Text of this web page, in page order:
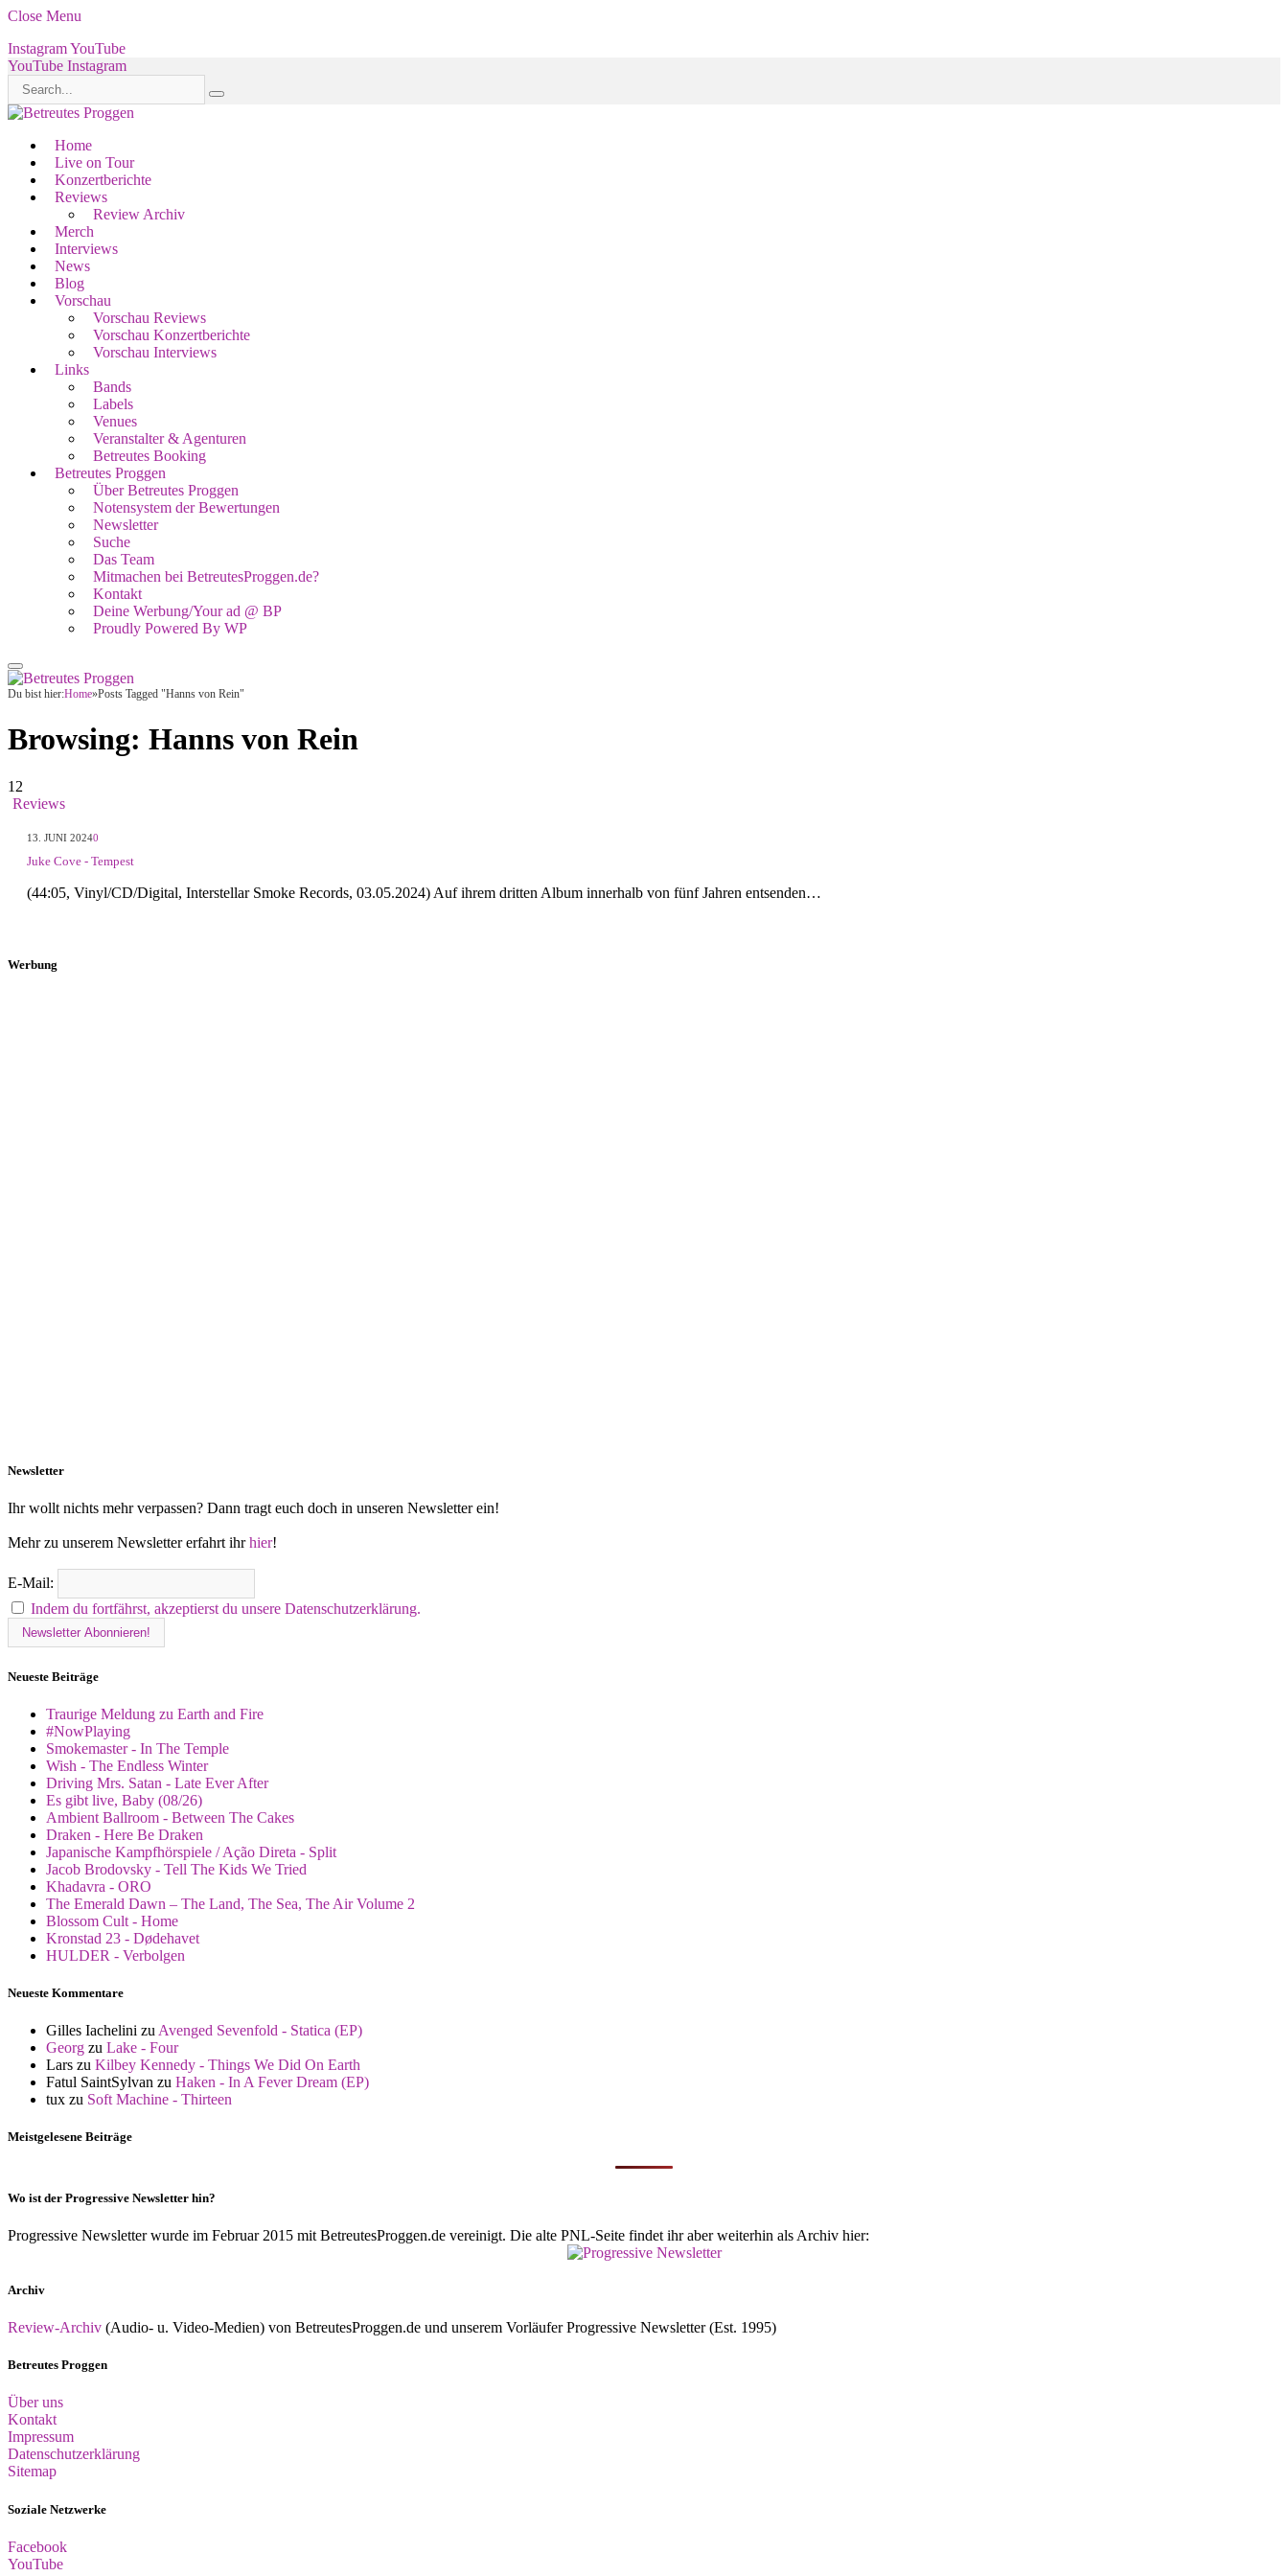
Close Menu
InstagramYouTube
YouTube Instagram
Home
Live on Tour
Konzertberichte
Reviews
Review Archiv
Merch
Interviews
News
Blog
Vorschau
Vorschau Reviews
Vorschau Konzertberichte
Vorschau Interviews
Links
Bands
Labels
Venues
Veranstalter & Agenturen
Betreutes Booking
Betreutes Proggen
Über Betreutes Proggen
Notensystem der Bewertungen
Newsletter
Suche
Das Team
Mitmachen bei BetreutesProggen.de?
Kontakt
Deine Werbung/Your ad @ BP
Proudly Powered By WP
Du bist hier:Home»Posts Tagged "Hanns von Rein"
Browsing: Hanns von Rein
12
Reviews
13. JUNI 20240
Juke Cove - Tempest
(44:05, Vinyl/CD/Digital, Interstellar Smoke Records, 03.05.2024) Auf ihrem dritten Album innerhalb von fünf Jahren entsenden…
Werbung
Newsletter
Ihr wollt nichts mehr verpassen? Dann tragt euch doch in unseren Newsletter ein!
Mehr zu unserem Newsletter erfahrt ihrhier!
E-Mail:
Indem du fortfährst, akzeptierst du unsere Datenschutzerklärung.
Neueste Beiträge
Traurige Meldung zu Earth and Fire
#NowPlaying
Smokemaster - In The Temple
Wish - The Endless Winter
Driving Mrs. Satan - Late Ever After
Es gibt live, Baby (08/26)
Ambient Ballroom - Between The Cakes
Draken - Here Be Draken
Japanische Kampfhörspiele / Ação Direta - Split
Jacob Brodovsky - Tell The Kids We Tried
Khadavra - ORO
The Emerald Dawn – The Land, The Sea, The Air Volume 2
Blossom Cult - Home
Kronstad 23 - Dødehavet
HULDER - Verbolgen
Neueste Kommentare
Gilles Iachelini zu Avenged Sevenfold - Statica (EP)
Georg zu Lake - Four
Lars zu Kilbey Kennedy - Things We Did On Earth
Fatul SaintSylvan zu Haken - In A Fever Dream (EP)
tux zu Soft Machine - Thirteen
Meistgelesene Beiträge
Wo ist der Progressive Newsletter hin?
Progressive Newsletter wurde im Februar 2015 mit BetreutesProggen.de vereinigt. Die alte PNL-Seite findet ihr aber weiterhin als Archiv hier:
Archiv
Review-Archiv (Audio- u. Video-Medien) von BetreutesProggen.de und unserem Vorläufer Progressive Newsletter (Est. 1995)
Betreutes Proggen
Über uns
Kontakt
Impressum
Datenschutzerklärung
Sitemap
Soziale Netzwerke
Facebook
YouTube